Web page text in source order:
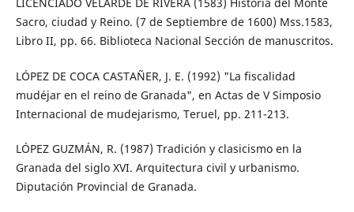
LICENCIADO VELARDE DE RIVERA (1583) Historia del Monte
Sacro, ciudad y Reino. (7 de Septiembre de 1600) Mss.1583,
Libro II, pp. 66. Biblioteca Nacional Sección de manuscritos.
LÓPEZ DE COCA CASTAÑER, J. E. (1992) "La fiscalidad
mudéjar en el reino de Granada", en Actas de V Simposio
Internacional de mudejarismo, Teruel, pp. 211-213.
LÓPEZ GUZMÁN, R. (1987) Tradición y clasicismo en la
Granada del siglo XVI. Arquitectura civil y urbanismo.
Diputación Provincial de Granada.